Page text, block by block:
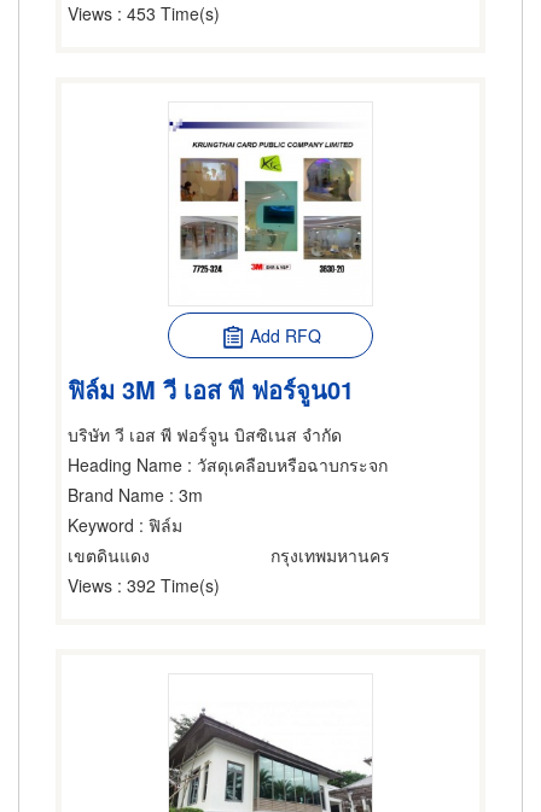
Views : 453 Time(s)
Add RFQ
ฟิล์ม 3M วี เอส พี ฟอร์จูน01
บริษัท วี เอส พี ฟอร์จูน บิสซิเนส จำกัด
Heading Name : วัสดุเคลือบหรือฉาบกระจก
Brand Name : 3m
Keyword : ฟิล์ม
เขตดินแดง
กรุงเทพมหานคร
Views : 392 Time(s)